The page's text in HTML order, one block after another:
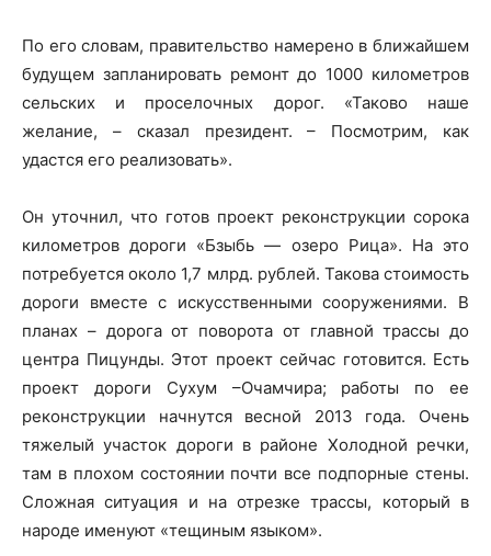
По его словам, правительство намерено в ближайшем
будущем запланировать ремонт до 1000 километров
сельских и проселочных дорог. «Таково наше
желание, – сказал президент. – Посмотрим, как
удастся его реализовать».
Он уточнил, что готов проект реконструкции сорока
километров дороги «Бзыбь — озеро Рица». На это
потребуется около 1,7 млрд. рублей. Такова стоимость
дороги вместе с искусственными сооружениями. В
планах – дорога от поворота от главной трассы до
центра Пицунды. Этот проект сейчас готовится. Есть
проект дороги Сухум –Очамчира; работы по ее
реконструкции начнутся весной 2013 года. Очень
тяжелый участок дороги в районе Холодной речки,
там в плохом состоянии почти все подпорные стены.
Сложная ситуация и на отрезке трассы, который в
народе именуют «тещиным языком».